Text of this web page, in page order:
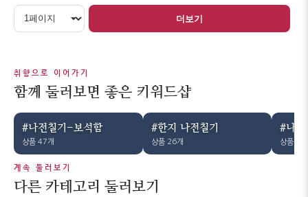
더보기
취향으로 이어가기
함께 둘러보면 좋은 키워드샵
#나전칠기-보석함
상품 47개
#한지 나전칠기
상품 26개
#나
상품 21
계속 둘러보기
다른 카테고리 둘러보기